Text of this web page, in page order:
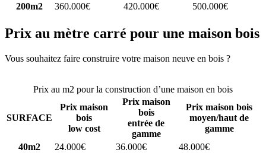
200m2
360.000€ 420.000€ 500.000€
Prix au mètre carré pour une maison bois
Vous souhaitez faire construire votre maison neuve en bois ?
Prix au m2 pour la construction d’une maison en bois
SURFACE
Prix maison
bois
low cost
Prix maison
bois
entrée de
gamme
Prix maison bois
moyen/haut de
gamme
40m2
24.000€ 36.000€
48.000€